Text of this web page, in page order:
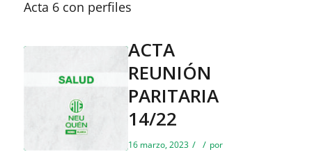
Acta 6 con perfiles
ACTA
REUNIÓN
PARITARIA
14/22
16 marzo, 2023 / / por